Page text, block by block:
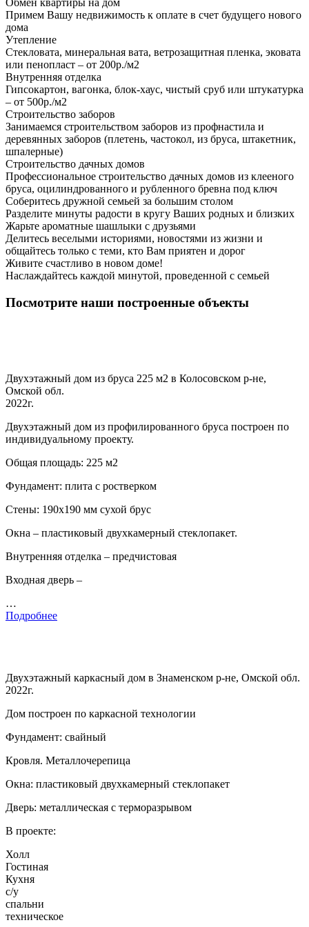
Обмен квартиры на дом
Примем Вашу недвижимость к оплате в счет будущего нового
дома
Утепление
Стекловата, минеральная вата, ветрозащитная пленка, эковата
или пенопласт – от 200р./м2
Внутренняя отделка
Гипсокартон, вагонка, блок-хаус, чистый сруб или штукатурка
– от 500р./м2
Строительство заборов
Занимаемся строительством заборов из профнастила и
деревянных заборов (плетень, частокол, из бруса, штакетник,
шпалерные)
Строительство дачных домов
Профессиональное строительство дачных домов из клееного
бруса, оцилиндрованного и рубленного бревна под ключ
Соберитесь дружной семьей за большим столом
Разделите минуты радости в кругу Ваших родных и близких
Жарьте ароматные шашлыки с друзьями
Делитесь веселыми историями, новостями из жизни и
общайтесь только с теми, кто Вам приятен и дорог
Живите счастливо в новом доме!
Наслаждайтесь каждой минутой, проведенной с семьей
Посмотрите наши построенные объекты
Двухэтажный дом из бруса 225 м2 в Колосовском р-не,
Омской обл.
2022г.
Двухэтажный дом из профилированного бруса построен по
индивидуальному проекту.
Общая площадь: 225 м2
Фундамент: плита с ростверком
Стены: 190х190 мм сухой брус
Окна – пластиковый двухкамерный стеклопакет.
Внутренняя отделка – предчистовая
Входная дверь –
…
Подробнее
Двухэтажный каркасный дом в Знаменском р-не, Омской обл.
2022г.
Дом построен по каркасной технологии
Фундамент: свайный
Кровля. Металлочерепица
Окна: пластиковый двухкамерный стеклопакет
Дверь: металлическая с терморазрывом
В проекте:
Холл
Гостиная
Кухня
с/у
спальни
техническое